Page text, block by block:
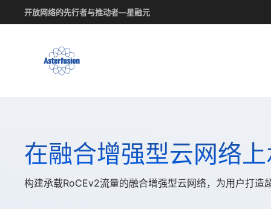
main
content
开放网络的先行者与推动者—星融元
在融合增强型云网络
构建承载RoCEv2流量的融合增强型云网络，为用户打造